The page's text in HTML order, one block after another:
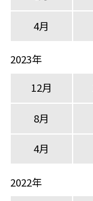
4月
2023年
12月
8月
4月
2022年